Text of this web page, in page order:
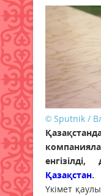
© Sputnik /
Қазақстан.
Үкімет